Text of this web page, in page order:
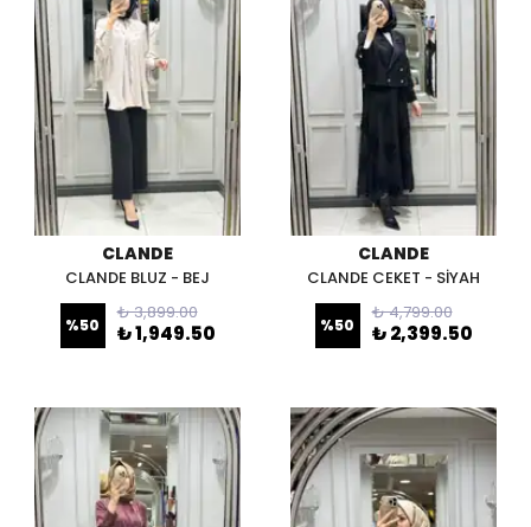
CLANDE
CLANDE BLUZ - BEJ
%50
₺ 3,899.00
₺ 1,949.50
CLANDE
CLANDE CEKET - SİYAH
%50
₺ 4,799.00
₺ 2,399.50